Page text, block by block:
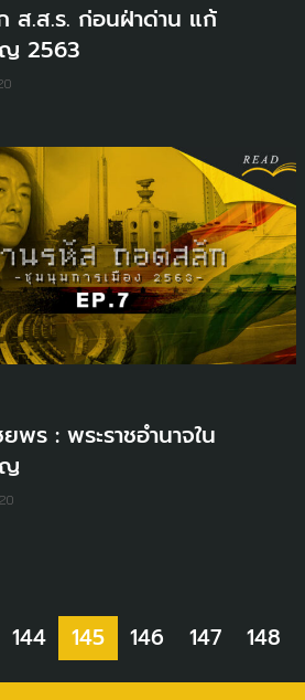
ส.ส.ร. ก่อนฝ่าด่าน แก้
2563
พร : พระราชอำนาจใน
ญ
144 145 146 147 148